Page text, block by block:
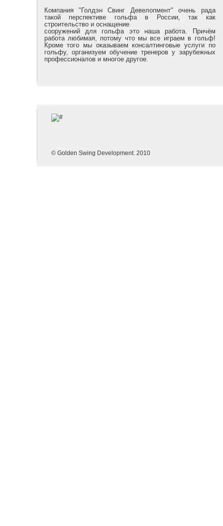
Компания " Голдэн Свинг Девелопмент" очень рада
такой перспективе гольфа в России, так как
строительство и оснащение
сооружений для гольфа это наша работа. Причём
работа любимая, потому что мы все играем в гольф!
Кроме того мы оказываем консалтинговые услуги по
гольфу, организуем обучение тренеров у зарубежных
профессионалов и многое другое.
© Golden Swing Development. 2010